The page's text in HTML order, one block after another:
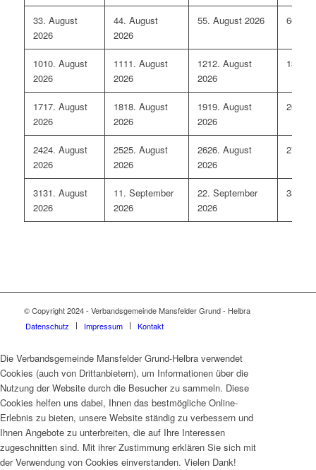
33. August
2026
44. August
2026
55. August 2026 66.
1010. August
2026
1111. August
2026
1212. August
2026
13
1717. August
2026
1818. August
2026
1919. August
2026
20
2424. August
2026
2525. August
2026
2626. August
2026
27
3131. August
2026
11. September
2026
22. September
2026
33.
© Copyright 2024 - Verbandsgemeinde Mansfelder Grund - Helbra
Datenschutz
Impressum Kontakt
Die Verbandsgemeinde Mansfelder Grund-Helbra verwendet
Cookies (auch von Drittanbietern), um Informationen über die
Nutzung der Website durch die Besucher zu sammeln. Diese
Cookies helfen uns dabei, Ihnen das bestmögliche Online-
Erlebnis zu bieten, unsere Website ständig zu verbessern und
Ihnen Angebote zu unterbreiten, die auf Ihre Interessen
zugeschnitten sind. Mit ihrer Zustimmung erklären Sie sich mit
der Verwendung von Cookies einverstanden. Vielen Dank!